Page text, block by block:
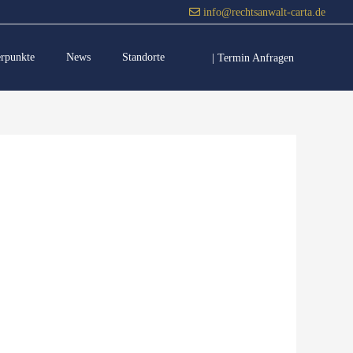
info@rechtsanwalt-carta.de
News Standorte | Termin Anfragen